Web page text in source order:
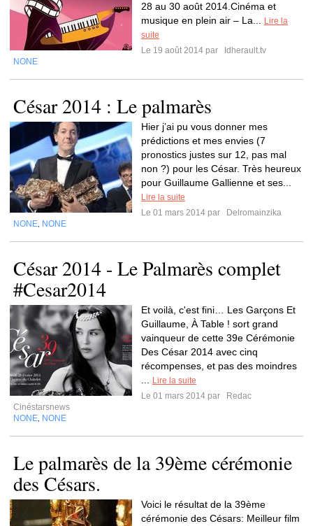
28 au 30 août 2014.Cinéma et
musique en plein air – La...
Lire la
suite
Le 19 août 2014 par
Idherault.tv
NONE
César 2014 : Le palmarès
Hier j’ai pu vous donner mes
prédictions et mes envies (7
pronostics justes sur 12, pas mal
non ?) pour les César. Très heureux
pour Guillaume Gallienne et ses...
Lire la suite
Le 01 mars 2014 par
Delromainzika
NONE NONE
César 2014 - Le Palmarès complet
#Cesar2014
Et voilà, c'est fini… Les Garçons Et
Guillaume, À Table ! sort grand
vainqueur de cette 39e Cérémonie
Des César 2014 avec cinq
récompenses, et pas des moindres
Lire la suite
Le 01 mars 2014 par
Redac
Cinéstarsnews
NONE NONE
Le palmarès de la 39ème cérémonie
des Césars.
Voici le résultat de la 39ème
cérémonie des Césars: Meilleur film